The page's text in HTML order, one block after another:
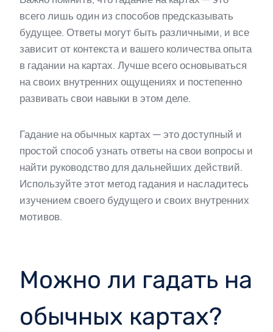
всего лишь один из способов предсказывать
будущее. Ответы могут быть различными, и все
зависит от контекста и вашего количества опыта
в гадании на картах. Лучше всего основываться
на своих внутренних ощущениях и постепенно
развивать свои навыки в этом деле.
Гадание на обычных картах — это доступный и
простой способ узнать ответы на свои вопросы и
найти руководство для дальнейших действий.
Используйте этот метод гадания и насладитесь
изучением своего будущего и своих внутренних
мотивов.
Можно ли гадать на
обычных картах?